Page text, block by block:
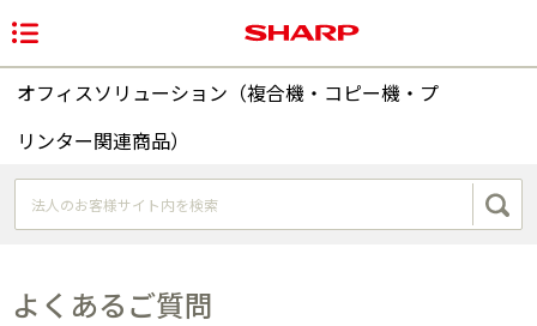
オフィスソリューション（複合機・コピー機・プ
リンター関連商品）
よくあるご質問